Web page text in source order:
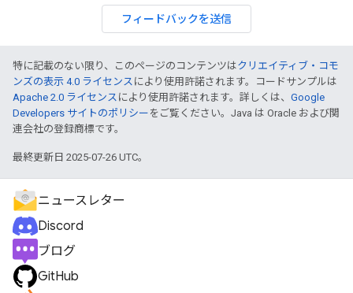
フィードバックを送信
特に記載のない限り、このページのコンテンツはクリエイティブ・コモ
ンズの表示 4.0 ライセンス により使用許諾されます。コードサンプルは
Apache 2.0 ライセンス により使用許諾されます。詳しくは、 Google
Developers サイトのポリシー をご覧ください。Java は Oracle および関
連会社の登録商標です。
最終更新日 2025-07-26 UTC。
ニュースレター
Discord
ブログ
GitHub